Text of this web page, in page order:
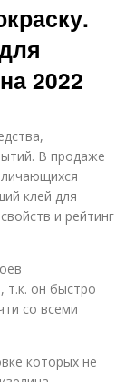
2022
В продаже
клей для
и рейтинг
т.к. он быстро
со всеми
которых не